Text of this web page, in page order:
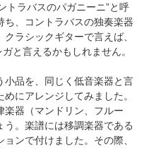
トラバスのパガニーニ”と呼
ち、コントラバスの独奏楽器
ラシックギターで言えば、
と言えるかもしれません。
小品を、同じく低音楽器と言
にアレンジしてみました。
楽器（マンドリン、フルー
う。楽譜には移調楽器である
ンで付けました。その際、